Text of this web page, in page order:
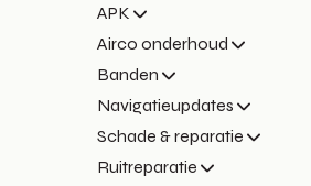
APK
Airco onderhoud
Banden
Navigatieupdates
Schade & reparatie
Ruitreparatie